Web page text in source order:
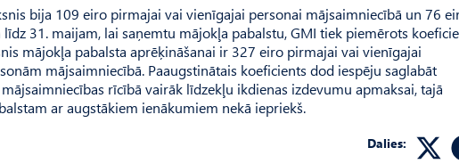
bija 109 eiro pirmajai vai vienīgajai personai mājsaimniecībā un 76
31. maijam, lai saņemtu mājokļa pabalstu, GMI tiek piemērots
mājokļa pabalsta aprēķināšanai ir 327 eiro pirmajai vai vienīgajai
mājsaimniecībā. Paaugstinātais koeficients dod iespēju saglabāt
rīcībā vairāk līdzekļu ikdienas izdevumu apmaksai, tajā
ar augstākiem ienākumiem nekā iepriekš.
Dalies: